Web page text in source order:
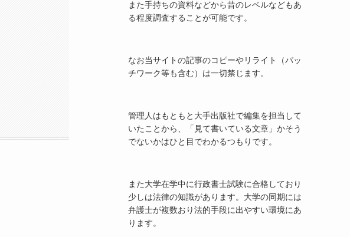
また手持ちの資料などから昔のレベルなどもあ
る程度調査することが可能です。
なお当サイトの記事のコピーやリライト（パッ
チワーク等も含む）は一切禁じます。
管理人はもともと大手出版社で編集を担当して
いたことから、「見て書いている文章」かそう
でないかはひと目でわかるつもりです。
また大学在学中に行政書士試験に合格しており
少しは法律の知識があります。大学の同期には
弁護士が複数おり法的手段に出やすい環境にあ
ります。